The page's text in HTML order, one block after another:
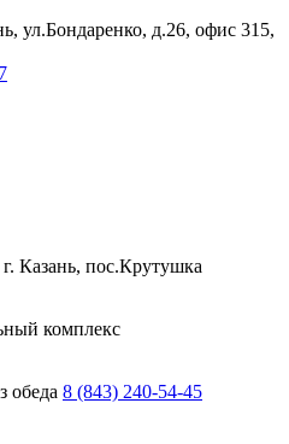
ул.Бондаренко, д.26, офис 315,
Казань, пос.Крутушка
комплекс
обеда 8 (843) 240-54-45